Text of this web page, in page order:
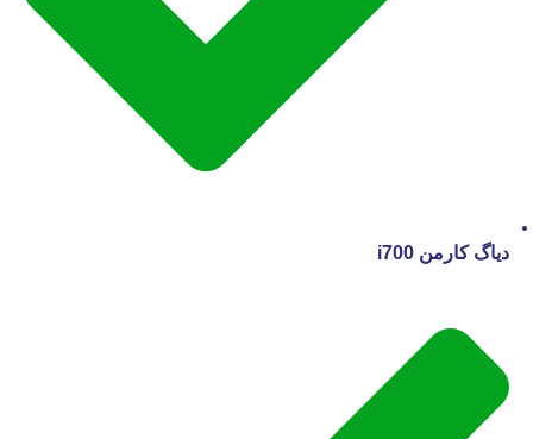
دیاگ کارمن i700